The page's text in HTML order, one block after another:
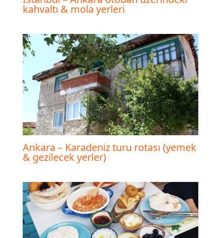
kahvaltı & mola yerleri
Ankara – Karadeniz turu rotası (yemek
& gezilecek yerler)